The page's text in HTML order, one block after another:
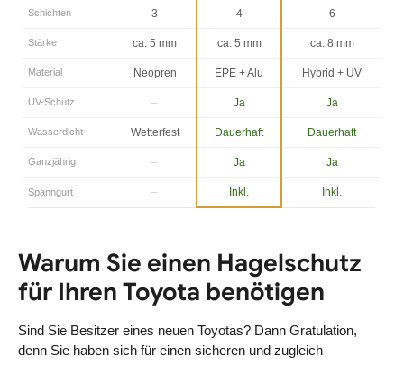
Schichten 3 4 6
Stärke ca. 5 mm ca. 5 mm ca. 8 mm
Material Neopren EPE + Alu Hybrid + UV
UV-Schutz – Ja Ja
Wasserdicht Wetterfest Dauerhaft Dauerhaft
Ganzjährig – Ja Ja
Spanngurt – Inkl. Inkl.
Warum Sie einen Hagelschutz
für Ihren Toyota benötigen
Sind Sie Besitzer eines neuen Toyotas? Dann Gratulation,
denn Sie haben sich für einen sicheren und zugleich